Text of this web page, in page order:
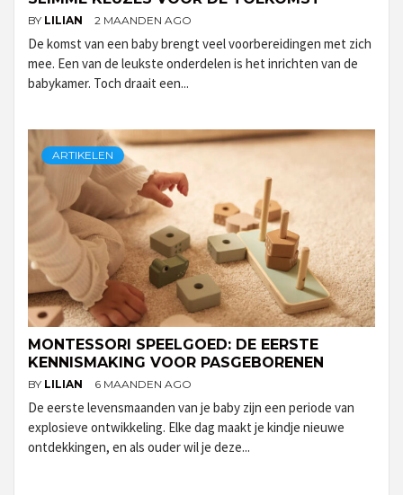
BY LILIAN 2 MAANDEN AGO
De komst van een baby brengt veel voorbereidingen met zich
mee. Een van de leukste onderdelen is het inrichten van de
babykamer. Toch draait een...
ARTIKELEN
MONTESSORI SPEELGOED: DE EERSTE
KENNISMAKING VOOR PASGEBORENEN
BY LILIAN 6 MAANDEN AGO
De eerste levensmaanden van je baby zijn een periode van
explosieve ontwikkeling. Elke dag maakt je kindje nieuwe
ontdekkingen, en als ouder wil je deze...